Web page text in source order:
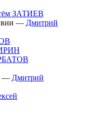
ЗАТИЕВ
— Дмитрий
— Дмитрий